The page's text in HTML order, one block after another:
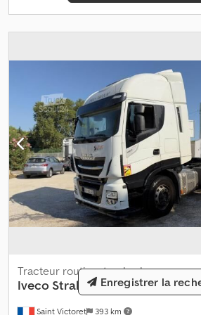
Saint Victoret 393 km
Tracteur routier standard
Iveco Stralis 460 Hi-Way
Enregistrer la